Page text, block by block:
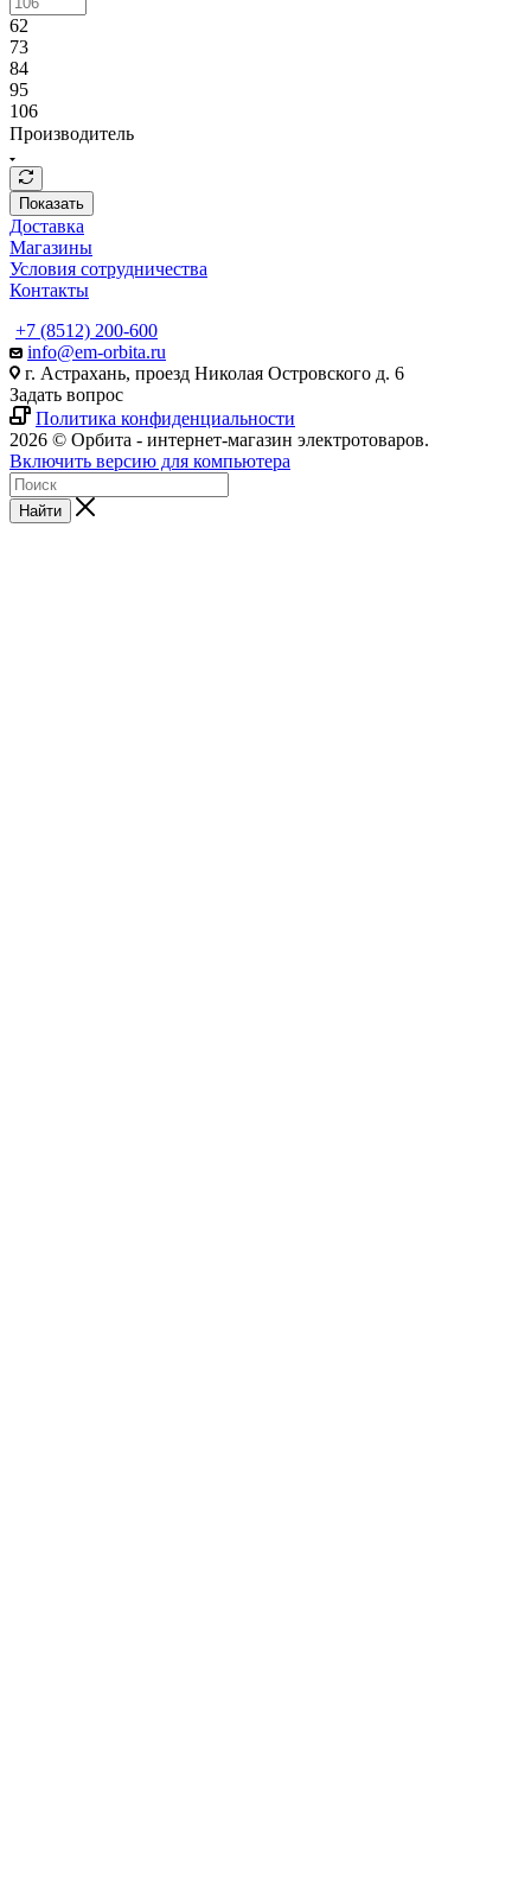
62
73
84
95
106
Производитель
Показать
Доставка
Магазины
Условия сотрудничества
Контакты
+7 (8512) 200-600
info@em-orbita.ru
г. Астрахань, проезд Николая Островского д. 6
Задать вопрос
Политика конфиденциальности
2026 © Орбита - интернет-магазин электротоваров.
Включить версию для компьютера
Найти